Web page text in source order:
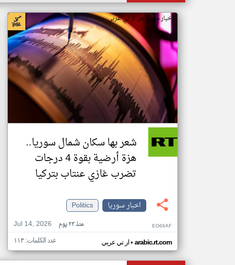
اخبار سوريا من ار تي عربي
شعر بها سكان شمال سوريا..
هزة أرضية بقوة 4 درجات
تضرب غازي عنتاب بتركيا
اخبار سوريا
Politics
Jul 14, 2026
منذ ٢٣ يوم EO66AF
ار تي عربي• arabic.rt.com عدد الكلمات: ١١٣